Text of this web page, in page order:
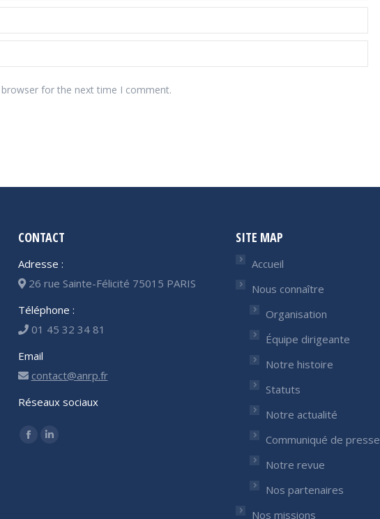
for the next time I comment.
CONTACT
Adresse :
26 rue Sainte-Félicité 75015 PARIS
Téléphone :
01 45 32 34 81
Email
contact@anrp.fr
Réseaux sociaux
Trouvez nous sur :
Facebook
LinkedIn
SITE MAP
Accueil
Nous connaître
Organisation
Équipe dirigeante
Notre histoire
Statuts
Notre actualité
Communiqué de presse
Notre revue
Nos partenaires
Nos missions